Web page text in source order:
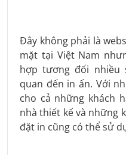
Đây không phải là
mặt tại Việt Nam
hợp tương đối nhiều
quan đến in ấn. Với
cho cả những khách
nhà thiết kế và những
đặt in cũng có thể sử